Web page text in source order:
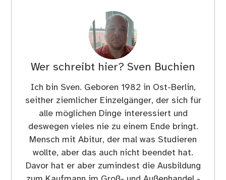
Wer schreibt hier? Sven Buchien
Ich bin Sven. Geboren 1982 in Ost-Berlin,
seither ziemlicher Einzelgänger, der sich für
alle möglichen Dinge interessiert und
deswegen vieles nie zu einem Ende bringt.
Mensch mit Abitur, der mal was Studieren
wollte, aber das auch nicht beendet hat.
Davor hat er aber zumindest die Ausbildung